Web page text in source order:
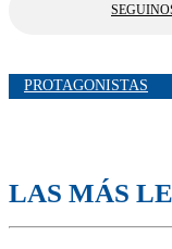
PROTAGONISTAS
LAS MÁS